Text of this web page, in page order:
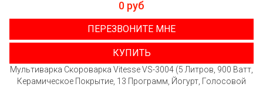
0 руб
ПЕРЕЗВОНИТЕ МНЕ
КУПИТЬ
Мультиварка Скороварка Vitesse VS-3004 (5 Литров, 900 Ватт,
Керамическое Покрытие, 13 Программ, Йогурт, Голосовой